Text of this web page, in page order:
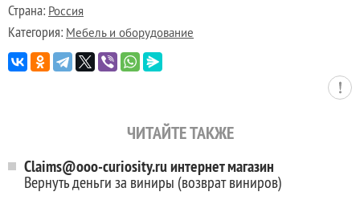
Страна: Россия
Категория: Мебель и оборудование
ЧИТАЙТЕ ТАКЖЕ
Claims@ooo-curiosity.ru интернет магазин
Вернуть деньги за виниры (возврат виниров)